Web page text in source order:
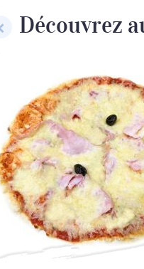
Découvrez